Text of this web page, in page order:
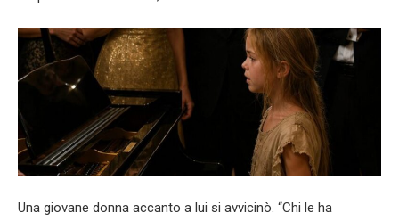
Una giovane donna accanto a lui si avvicinò. “Chi le ha